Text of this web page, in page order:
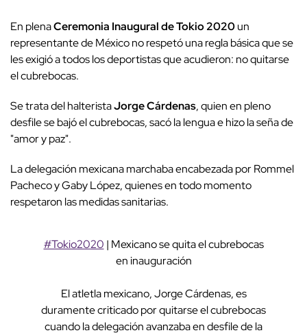
En plenaCeremonia Inaugural de Tokio 2020un
representante de México no respetó una regla básica que se
les exigió a todos los deportistas que acudieron: no quitarse
el cubrebocas.
Se trata del halteristaJorge Cárdenas, quien en pleno
desfile se bajó el cubrebocas, sacó la lengua e hizo la seña de
"amor y paz".
La delegación mexicana marchaba encabezada por Rommel
Pacheco y Gaby López, quienes en todo momento
respetaron las medidas sanitarias.
#Tokio2020 | Mexicano se quita el cubrebocas
en inauguración
El atletla mexicano, Jorge Cárdenas, es
duramente criticado por quitarse el cubrebocas
cuando la delegación avanzaba en desfile de la